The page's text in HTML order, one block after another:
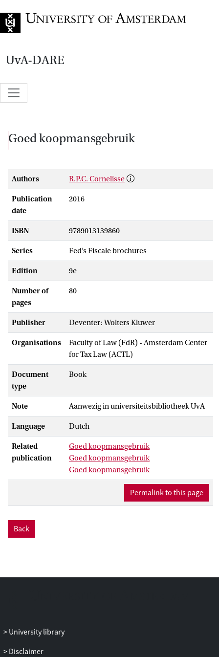
UvA-DARE
Goed koopmansgebruik
Authors R.P.C. Cornelisse
Publication
date
2016
ISBN 9789013139860
Series Fed’s Fiscale brochures
Edition 9e
Number of
pages
80
Publisher Deventer: Wolters Kluwer
Organisations
Faculty of Law (FdR) - Amsterdam Center
for Tax Law (ACTL)
Document
type
Book
Note Aanwezig in universiteitsbibliotheek UvA
Language Dutch
Related
publication
Goed koopmansgebruik
Goed koopmansgebruik
Goed koopmansgebruik
Permalink to this page
Back
University library
Disclaimer